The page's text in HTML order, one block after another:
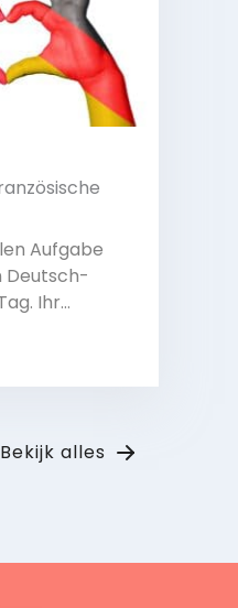
Aufgabe
Deutsch-
Ihr
kurzen Text
Lied, in dem
wichtig ist
Bekijk alles